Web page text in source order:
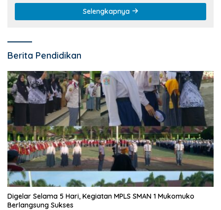
Selengkapnya
Berita Pendidikan
Digelar Selama 5 Hari, Kegiatan MPLS SMAN 1 Mukomuko
Berlangsung Sukses